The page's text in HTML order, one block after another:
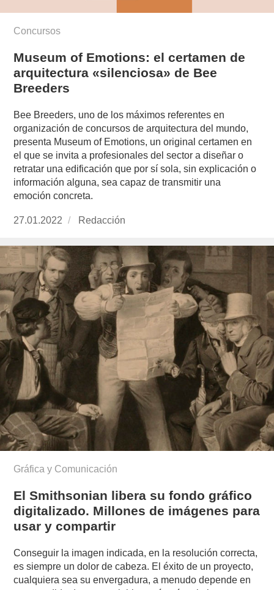
Concursos
Museum of Emotions: el certamen de
arquitectura «silenciosa» de Bee
Breeders
Bee Breeders, uno de los máximos referentes en
organización de concursos de arquitectura del mundo,
presenta Museum of Emotions, un original certamen en
el que se invita a profesionales del sector a diseñar o
retratar una edificación que por sí sola, sin explicación o
información alguna, sea capaz de transmitir una
emoción concreta.
Publicado
27.01.2022 https://www.experimenta.es/author/redaccion/
Redacción
Gráfica y Comunicación
El Smithsonian libera su fondo gráfico
digitalizado. Millones de imágenes para
usar y compartir
Conseguir la imagen indicada, en la resolución correcta,
es siempre un dolor de cabeza. El éxito de un proyecto,
cualquiera sea su envergadura, a menudo depende en